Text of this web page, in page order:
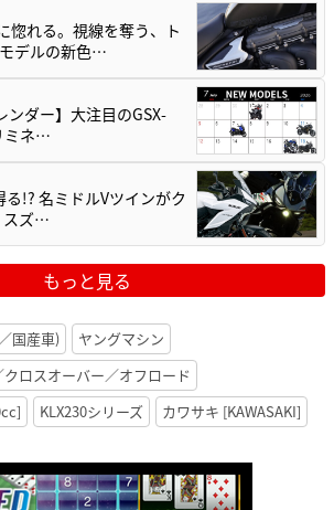
惚れる。視線を奪う、ト
デルの新色…
ンダー】大注目のGSX-
ミネ…
!? 名ミドルVツインがク
スズ…
もっと見る
国産車)
ヤングマシン
ロスオーバー／オフロード
KLX230シリーズ カワサキ [KAWASAKI]